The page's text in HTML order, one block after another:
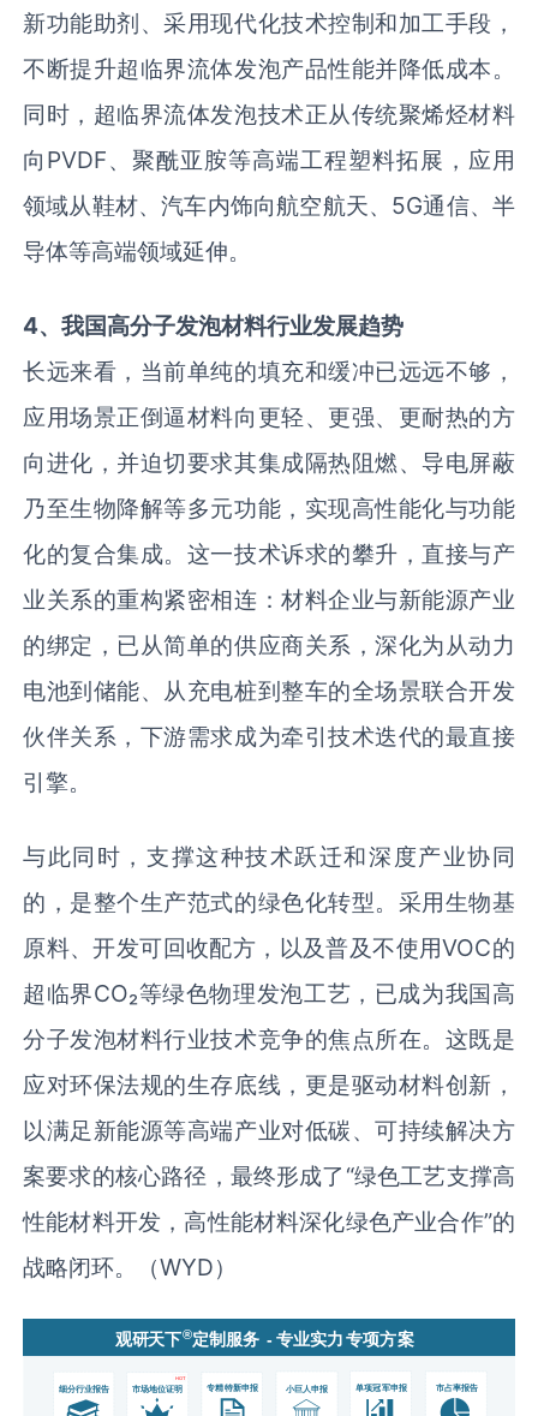
新功能助剂、采用现代化技术控制和加工手段，
不断提升超临界流体发泡产品性能并降低成本。
同时，超临界流体发泡技术正从传统聚烯烃材料
向PVDF、聚酰亚胺等高端工程塑料拓展，应用
领域从鞋材、汽车内饰向航空航天、5G通信、半
导体等高端领域延伸。
4、我国高分子发泡材料行业发展趋势
长远来看，当前单纯的填充和缓冲已远远不够，
应用场景正倒逼材料向更轻、更强、更耐热的方
向进化，并迫切要求其集成隔热阻燃、导电屏蔽
乃至生物降解等多元功能，实现高性能化与功能
化的复合集成。这一技术诉求的攀升，直接与产
业关系的重构紧密相连：材料企业与新能源产业
的绑定，已从简单的供应商关系，深化为从动力
电池到储能、从充电桩到整车的全场景联合开发
伙伴关系，下游需求成为牵引技术迭代的最直接
引擎。
与此同时，支撑这种技术跃迁和深度产业协同
的，是整个生产范式的绿色化转型。采用生物基
原料、开发可回收配方，以及普及不使用VOC的
超临界CO₂等绿色物理发泡工艺，已成为我国高
分子发泡材料行业技术竞争的焦点所在。这既是
应对环保法规的生存底线，更是驱动材料创新，
以满足新能源等高端产业对低碳、可持续解决方
案要求的核心路径，最终形成了“绿色工艺支撑高
性能材料开发，高性能材料深化绿色产业合作”的
战略闭环。（WYD）